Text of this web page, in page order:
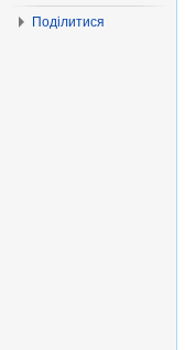
Поділитися